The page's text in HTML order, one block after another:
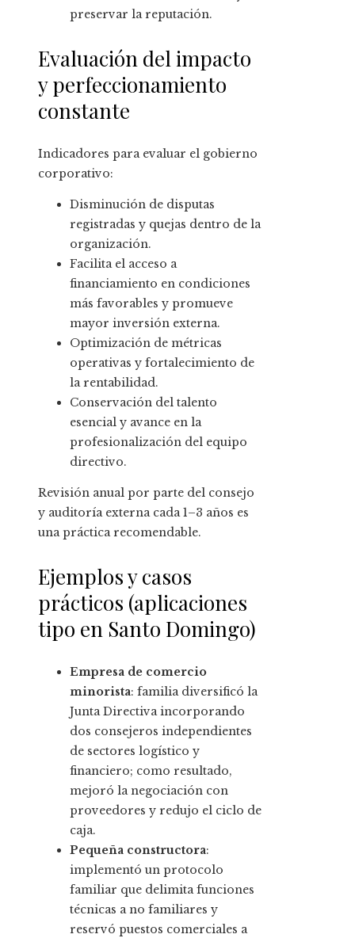
preservar la reputación.
Evaluación del impacto
y perfeccionamiento
constante
Indicadores para evaluar el gobierno
corporativo:
Disminución de disputas
registradas y quejas dentro de la
organización.
Facilita el acceso a
financiamiento en condiciones
más favorables y promueve
mayor inversión externa.
Optimización de métricas
operativas y fortalecimiento de
la rentabilidad.
Conservación del talento
esencial y avance en la
profesionalización del equipo
directivo.
Revisión anual por parte del consejo
y auditoría externa cada 1–3 años es
una práctica recomendable.
Ejemplos y casos
prácticos (aplicaciones
tipo en Santo Domingo)
Empresa de comercio
minorista: familia diversificó la
Junta Directiva incorporando
dos consejeros independientes
de sectores logístico y
financiero; como resultado,
mejoró la negociación con
proveedores y redujo el ciclo de
caja.
Pequeña constructora:
implementó un protocolo
familiar que delimita funciones
técnicas a no familiares y
reservó puestos comerciales a